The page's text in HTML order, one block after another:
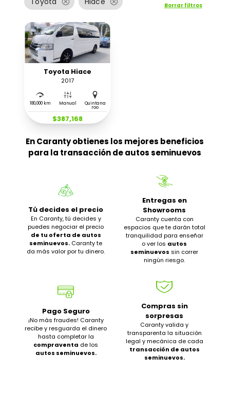
Borrar filtros
Toyota Hiace
2017
180,000 km Manual Quintana
roo
$387,168
En Caranty obtienes los mejores beneficios
para la transacción de autos seminuevos
Tú decides el precio
En Caranty, tú decides y
puedes negociar el precio
de tu oferta de autos
seminuevos. Caranty te
da más valor por tu dinero.
Entregas en
Showrooms
Caranty cuenta con
espacios que te darán total
tranquilidad para enseñar
o ver los autos
seminuevos sin correr
ningún riesgo.
Pago Seguro
¡No más fraudes! Caranty
recibe y resguarda el dinero
hasta completar la
compraventa de los
autos seminuevos.
Compras sin
sorpresas
Caranty valida y
transparenta la situación
legal y mecánica de cada
transacción de autos
seminuevos.